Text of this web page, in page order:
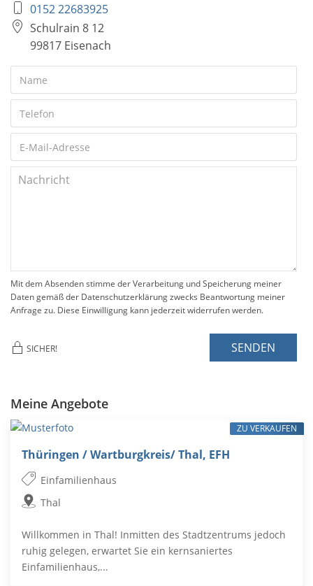
0152 22683925
Schulrain 8 12
99817 Eisenach
Mit dem Absenden stimme der Verarbeitung und Speicherung meiner
Daten gemäß der Datenschutzerklärung zwecks Beantwortung meiner
Anfrage zu. Diese Einwilligung kann jederzeit widerrufen werden.
SICHER! SENDEN
Meine Angebote
Thüringen / Wartburgkreis/ Thal, EFH
Einfamilienhaus
Thal
Willkommen in Thal! Inmitten des Stadtzentrums jedoch
ruhig gelegen, erwartet Sie ein kernsaniertes
Einfamilienhaus,...
ZU VERKAUFEN